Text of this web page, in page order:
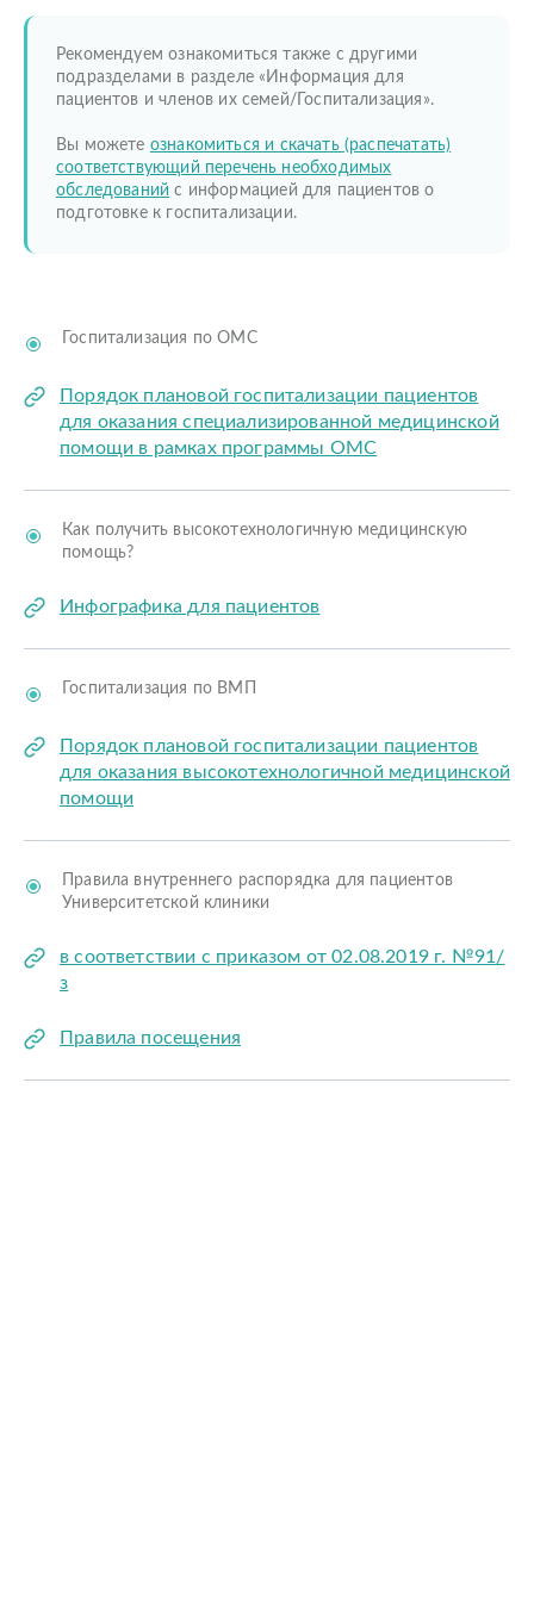
Рекомендуем ознакомиться также с другими
подразделами в разделе «Информация для
пациентов и членов их семей/Госпитализация».
Вы можете ознакомиться и скачать (распечатать)
соответствующий перечень необходимых
обследований с информацией для пациентов о
подготовке к госпитализации.
Госпитализация по ОМС
Порядок плановой госпитализации пациентов
для оказания специализированной медицинской
помощи в рамках программы ОМС
Как получить высокотехнологичную медицинскую
помощь?
Инфографика для пациентов
Госпитализация по ВМП
Порядок плановой госпитализации пациентов
для оказания высокотехнологичной медицинской
помощи
Правила внутреннего распорядка для пациентов
Университетской клиники
в соответствии с приказом от 02.08.2019 г. №91/
з
Правила посещения